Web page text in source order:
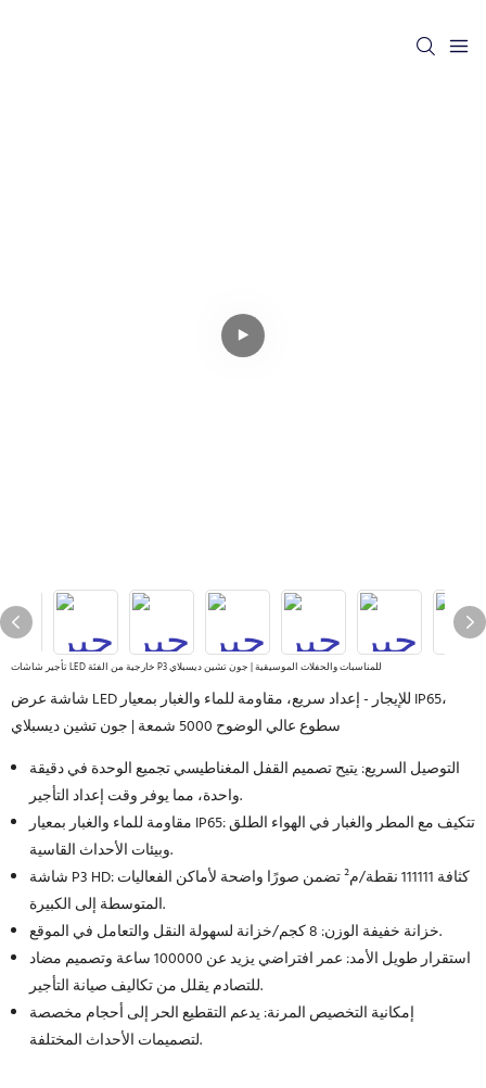
تأجير شاشات LED خارجية من الفئة P3 للمناسبات والحفلات الموسيقية | جون تشين ديسبلاي
شاشة عرض LED للإيجار - إعداد سريع، مقاومة للماء والغبار بمعيار IP65،
سطوع عالي الوضوح 5000 شمعة | جون تشين ديسبلاي
التوصيل السريع: يتيح تصميم القفل المغناطيسي تجميع الوحدة في دقيقة
واحدة، مما يوفر وقت إعداد التأجير.
مقاومة للماء والغبار بمعيار IP65: تتكيف مع المطر والغبار في الهواء الطلق
وبيئات الأحداث القاسية.
شاشة P3 HD: كثافة 111111 نقطة/م² تضمن صورًا واضحة لأماكن الفعاليات
المتوسطة إلى الكبيرة.
خزانة خفيفة الوزن: 8 كجم/خزانة لسهولة النقل والتعامل في الموقع.
استقرار طويل الأمد: عمر افتراضي يزيد عن 100000 ساعة وتصميم مضاد
للتصادم يقلل من تكاليف صيانة التأجير.
إمكانية التخصيص المرنة: يدعم التقطيع الحر إلى أحجام مخصصة
لتصميمات الأحداث المختلفة.